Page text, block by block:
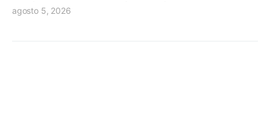
agosto 5, 2026